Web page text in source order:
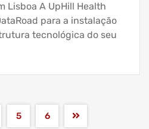
Lisboa A UpHill Health
para a instalação
tecnológica do seu
5 6